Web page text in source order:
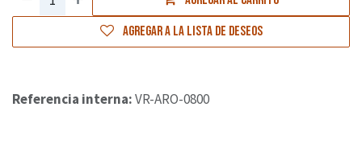
Agregar a la lista de deseos
Referencia interna:VR-ARO-0800